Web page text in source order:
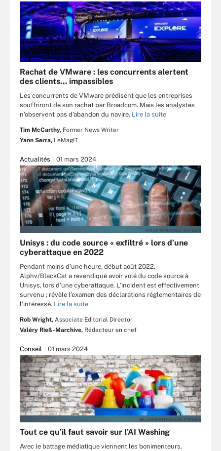
Rachat de VMware : les concurrents alertent
des clients… impassibles
Les concurrents de VMware prédisent que les entreprises
souffriront de son rachat par Broadcom. Mais les analystes
n’observent pas d’abandon du navire. Lire la suite
Tim McCarthy, Former News Writer
Yann Serra, LeMagIT
Actualités 01 mars 2024
ARTUR MARCINIEC - FOTOLIA
Unisys : du code source « exfiltré » lors d’une
cyberattaque en 2022
Pendant moins d’une heure, début août 2022,
Alphv/BlackCat a revendiqué avoir volé du code source à
Unisys, lors d’une cyberattaque. L’incident est effectivement
survenu ; révèle l’examen des déclarations réglementaires de
l’intéressé. Lire la suite
Rob Wright, Associate Editorial Director
Valéry Rieß-Marchive, Rédacteur en chef
Conseil 01 mars 2024
BILLIONPHOTOS.COM - FOTOLIA
Tout ce qu’il faut savoir sur l’AI Washing
Avec le battage médiatique viennent les bonimenteurs.